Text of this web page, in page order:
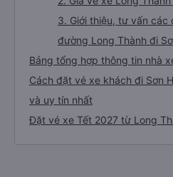
3. Giới thiệu, tư vấn các
đường Long Thành đi
Bảng tổng hợp thông tin nhà
Cách đặt vé xe khách đi Sơn
và uy tín nhất
Đặt vé xe Tết 2027 từ Long